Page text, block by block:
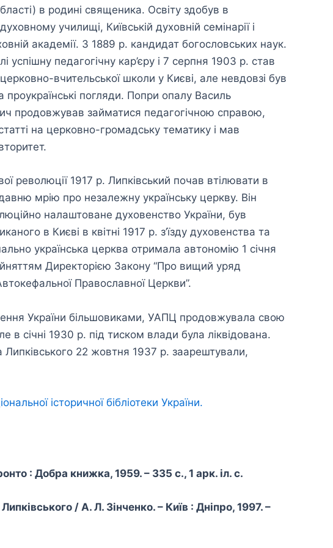
в родині священика. Освіту здобув в
училищі, Київській духовній семінарії і
академії. З 1889 р. кандидат богословських наук.
успішну педагогічну кар’єру і 7 серпня 1903 р. став
вчительської школи у Києві, але невдовзі був
проукраїнські погляди. Попри опалу Василь
продовжував займатися педагогічною справою,
на церковно-громадську тематику і мав
революції 1917 р. Липківський почав втілювати в
мрію про незалежну українську церкву. Він
налаштоване духовенство України, був
в Києві в квітні 1917 р. з’їзду духовенства та
українська церква отримала автономію 1 січня
Директорією Закону “Про вищий уряд
Православної Церкви”.
України більшовиками, УАПЦ продовжувала свою
в січні 1930 р. під тиском влади була ліквідована.
Липківського 22 жовтня 1937 р. заарештували,
історичної бібліотеки України.
: Добра книжка, 1959. – 335 с., 1 арк. іл. с.
/ А. Л. Зінченко. – Київ : Дніпро, 1997. –